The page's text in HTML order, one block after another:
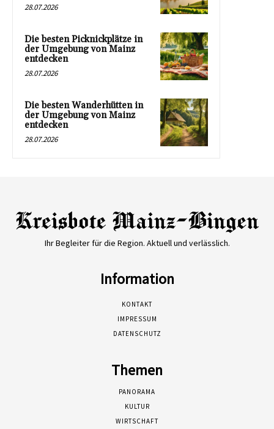
28.07.2026
Die besten Picknickplätze in
der Umgebung von Mainz
entdecken
28.07.2026
Die besten Wanderhütten in
der Umgebung von Mainz
entdecken
28.07.2026
Ihr Begleiter für die Region. Aktuell und verlässlich.
Information
KONTAKT
IMPRESSUM
DATENSCHUTZ
Themen
PANORAMA
KULTUR
WIRTSCHAFT